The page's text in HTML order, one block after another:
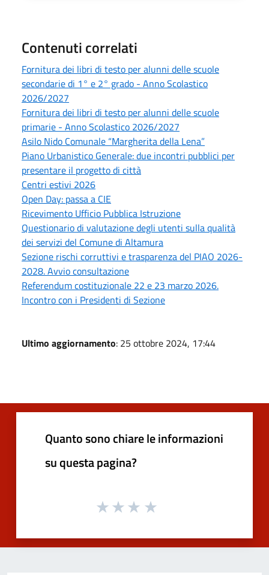
Contenuti correlati
Fornitura dei libri di testo per alunni delle scuole
secondarie di 1° e 2° grado - Anno Scolastico
2026/2027
Fornitura dei libri di testo per alunni delle scuole
primarie - Anno Scolastico 2026/2027
Asilo Nido Comunale “Margherita della Lena”
Piano Urbanistico Generale: due incontri pubblici per
presentare il progetto di città
Centri estivi 2026
Open Day: passa a CIE
Ricevimento Ufficio Pubblica Istruzione
Questionario di valutazione degli utenti sulla qualità
dei servizi del Comune di Altamura
Sezione rischi corruttivi e trasparenza del PIAO 2026-
2028. Avvio consultazione
Referendum costituzionale 22 e 23 marzo 2026.
Incontro con i Presidenti di Sezione
Ultimo aggiornamento: 25 ottobre 2024, 17:44
Quanto sono chiare le informazioni
su questa pagina?